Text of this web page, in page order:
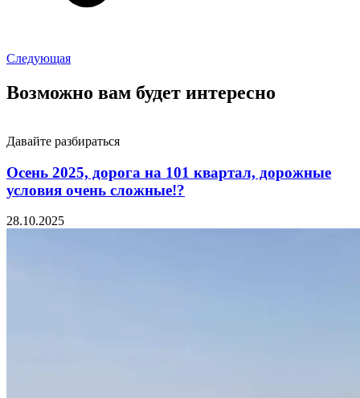
Следующая
Возможно вам будет интересно
Давайте разбираться
Осень 2025, дорога на 101 квартал, дорожные
условия очень сложные!?
28.10.2025